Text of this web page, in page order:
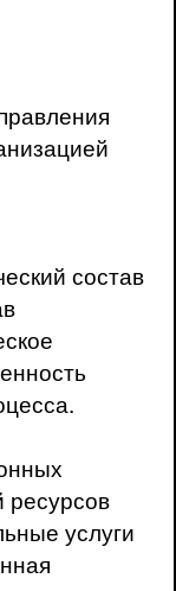
состав
ресурсов
услуги